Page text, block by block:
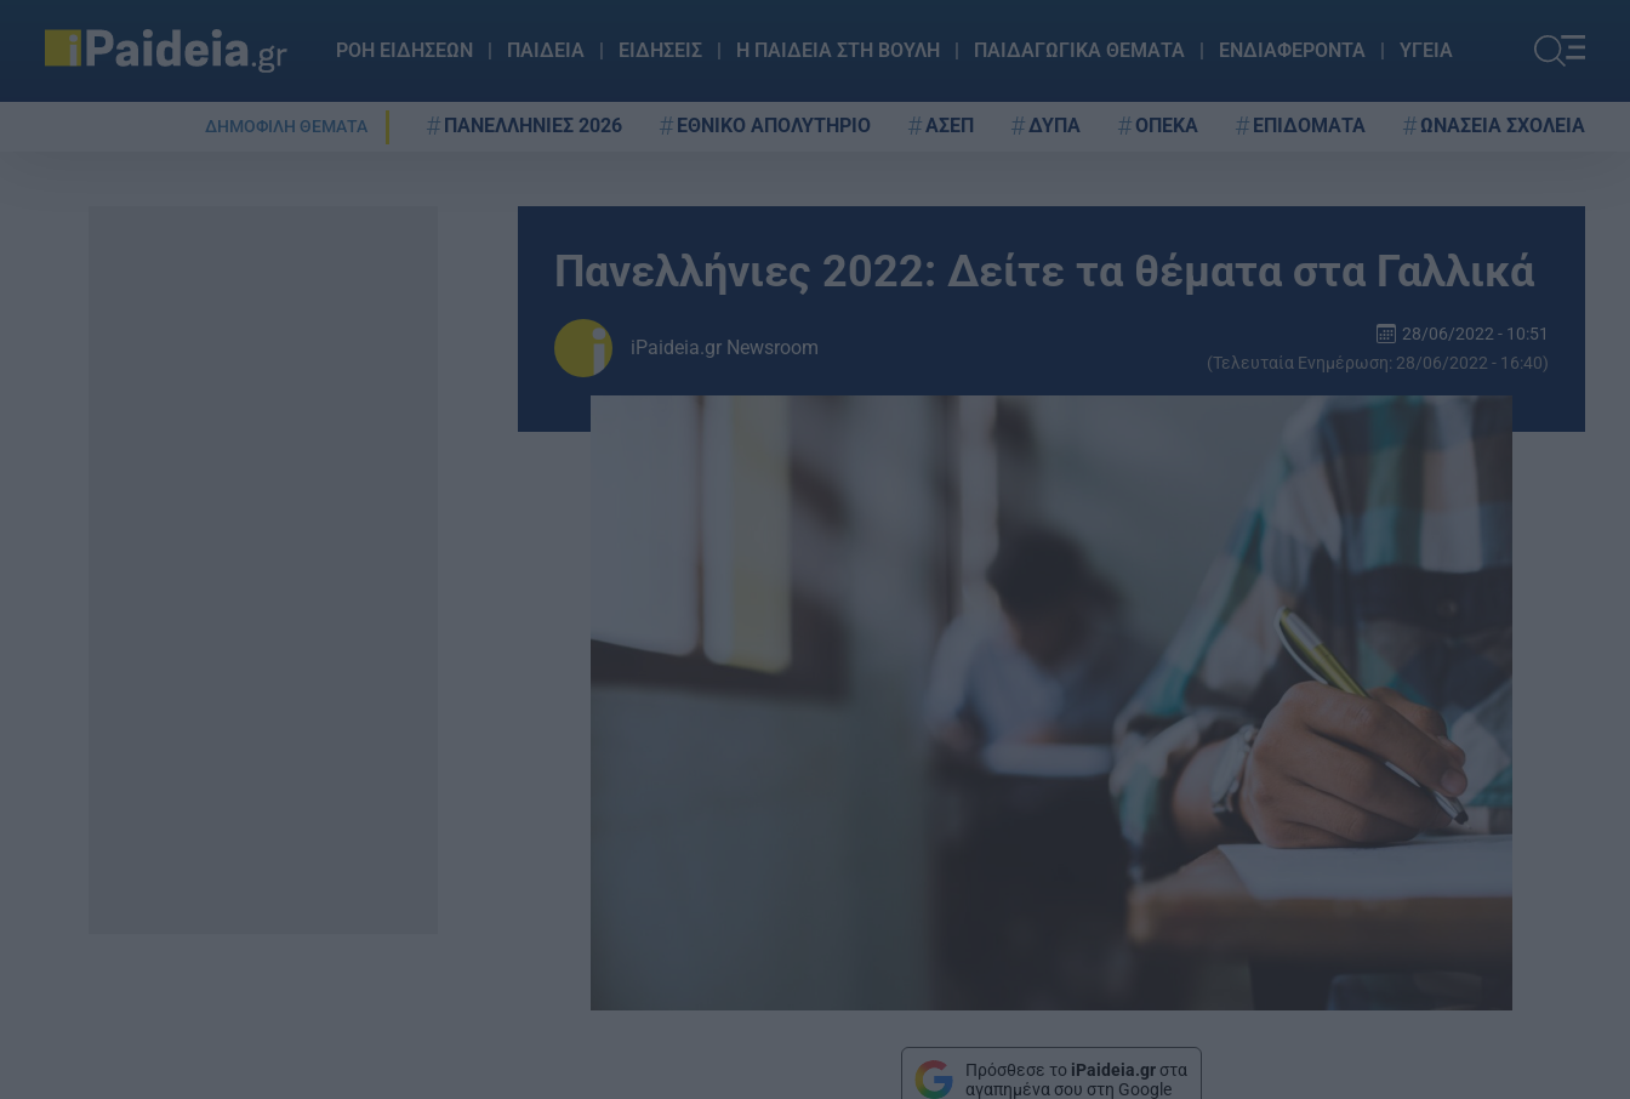
ΡΟΗ ΕΙΔΗΣΕΩΝ ΠΑΙΔΕΙΑ ΕΙΔΗΣΕΙΣ Η ΠΑΙΔΕΙΑ ΣΤΗ ΒΟΥΛΗ ΠΑΙΔΑΓΩΓΙΚΑ ΘΕΜΑΤΑ ΕΝΔΙΑΦΕΡΟΝΤΑ ΥΓΕΙΑ
ΔΗΜΟΦΙΛΗ ΘΕΜΑΤΑ ΠΑΝΕΛΛΗΝΙΕΣ 2026 ΕΘΝΙΚΟ ΑΠΟΛΥΤΗΡΙΟ ΑΣΕΠ ΔΥΠΑ ΟΠΕΚΑ ΕΠΙΔΟΜΑΤΑ ΩΝΑΣΕΙΑ ΣΧΟΛΕΙΑ
Πανελλήνιες 2022: Δείτε τα θέματα στα Γαλλικά
iPaideia.gr Newsroom
28/06/2022 - 10:51
(Τελευταία Ενημέρωση: 28/06/2022 - 16:40)
Πρόσθεσε το iPaideia.gr στα
αγαπημένα σου στη Google